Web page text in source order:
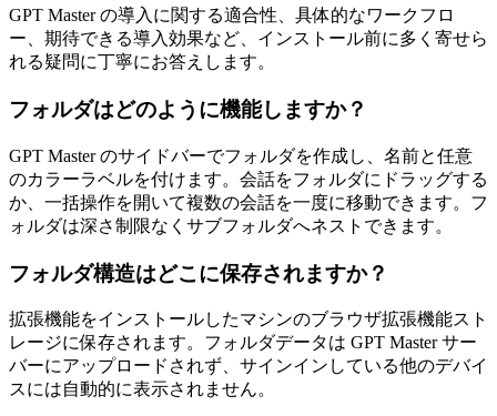
GPT Master の導入に関する適合性、具体的なワークフロ
ー、期待できる導入効果など、インストール前に多く寄せら
れる疑問に丁寧にお答えします。
フォルダはどのように機能しますか？
GPT Master のサイドバーでフォルダを作成し、名前と任意
のカラーラベルを付けます。会話をフォルダにドラッグする
か、一括操作を開いて複数の会話を一度に移動できます。フ
ォルダは深さ制限なくサブフォルダへネストできます。
フォルダ構造はどこに保存されますか？
拡張機能をインストールしたマシンのブラウザ拡張機能スト
レージに保存されます。フォルダデータは GPT Master サー
バーにアップロードされず、サインインしている他のデバイ
スには自動的に表示されません。